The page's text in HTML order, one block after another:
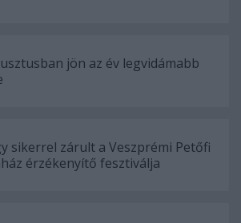
jön az év legvidámabb
sikerrel zárult a Veszprémi Petőfi
érzékenyítő fesztiválja